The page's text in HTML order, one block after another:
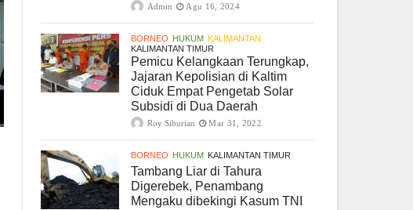
Admin Agu 16, 2024
BORNEO HUKUM KALIMANTAN
KALIMANTAN TIMUR
Pemicu Kelangkaan Terungkap,
Jajaran Kepolisian di Kaltim
Ciduk Empat Pengetab Solar
Subsidi di Dua Daerah
Roy Siburian Mar 31, 2022
BORNEO HUKUM KALIMANTAN TIMUR
Tambang Liar di Tahura
Digerebek, Penambang
Mengaku dibekingi Kasum TNI